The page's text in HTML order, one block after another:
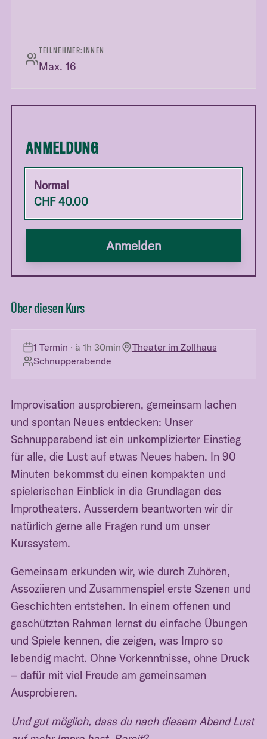
TEILNEHMER:INNEN
Max. 16
ANMELDUNG
Normal
CHF40.00
Anmelden
Über diesen Kurs
1 Termin · à1h 30min
Theater im Zollhaus
Schnupperabende
Improvisation ausprobieren, gemeinsam lachen
und spontan Neues entdecken: Unser
Schnupperabend ist ein unkomplizierter Einstieg
für alle, die Lust auf etwas Neues haben. In 90
Minuten bekommst du einen kompakten und
spielerischen Einblick in die Grundlagen des
Improtheaters. Ausserdem beantworten wir dir
natürlich gerne alle Fragen rund um unser
Kurssystem.
Gemeinsam erkunden wir, wie durch Zuhören,
Assoziieren und Zusammenspiel erste Szenen und
Geschichten entstehen. In einem offenen und
geschützten Rahmen lernst du einfache Übungen
und Spiele kennen, die zeigen, was Impro so
lebendig macht. Ohne Vorkenntnisse, ohne Druck
– dafür mit viel Freude am gemeinsamen
Ausprobieren.
Und gut möglich, dass du nach diesem Abend Lust